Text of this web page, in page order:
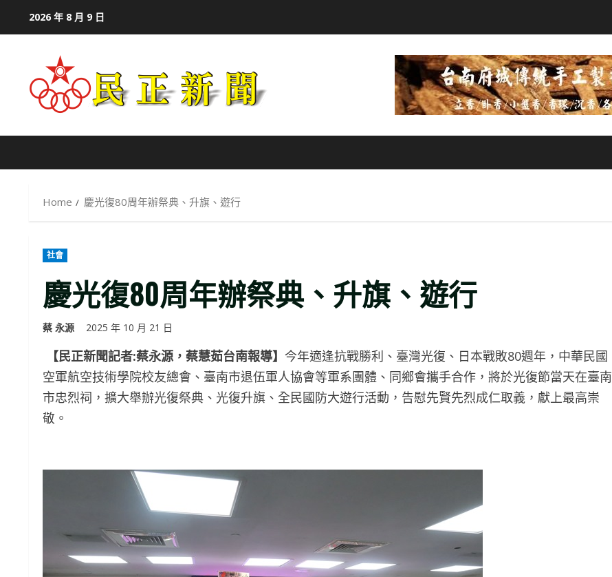
2026 年 8 月 9 日
Home 慶光復80周年辦祭典、升旗、遊行
社會
慶光復80周年辦祭典、升旗、遊行
蔡 永源 2025 年 10 月 21 日
【民正新聞記者:蔡永源，蔡慧茹台南報導】 今年適逢抗戰勝利、臺灣光復、日本戰敗80週年，中華民國
空軍航空技術學院校友總會、臺南市退伍軍人協會等軍系團體、同鄉會攜手合作，將於光復節當天在臺南
市忠烈祠，擴大舉辦光復祭典、光復升旗、全民國防大遊行活動，告慰先賢先烈成仁取義，獻上最高崇
敬。